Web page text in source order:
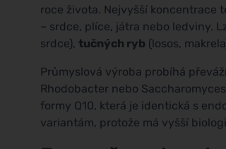
roce života. Nejvyšší koncentrace
– srdce, plíce, játra nebo ledviny.
srdce), tučných ryb (losos,
Průmyslová výroba probíhá
Rhodobacter nebo
formy Q10, která je identická s
variantám, protože má vyšší